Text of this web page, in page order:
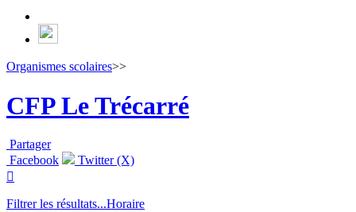
Organismes scolaires>>
CFP Le Trécarré
Partager
Facebook
Twitter (X)

Filtrer les résultats...Horaire